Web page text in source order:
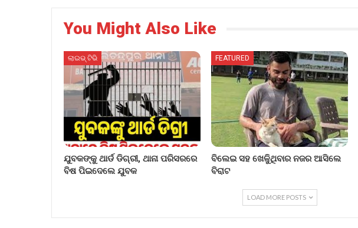
You Might Also Like
ଲାଇଭ୍ ଟିଭି
ଯୁବକଙ୍କୁ ଥାର୍ଡ ଡିଗ୍ରୀ, ଥାନା ପରିସରରେ
ବିଷ ପିଇଦେଲେ ଯୁବକ
FEATURED
ବିଲେଇ ସହ ଖେଳୁିଥିବାର ନଜର ଆସିଲେ
ବିରାଟ
LOAD MORE POSTS